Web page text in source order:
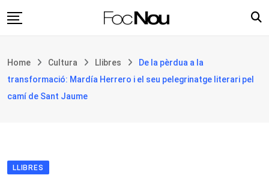
to
Filosofia i teologia
Cultura
Botiga
Home Cultura Llibres
De la pèrdua a la
transformació: Mardía Herrero i el seu pelegrinatge literari pel
camí de Sant Jaume
LLIBRES